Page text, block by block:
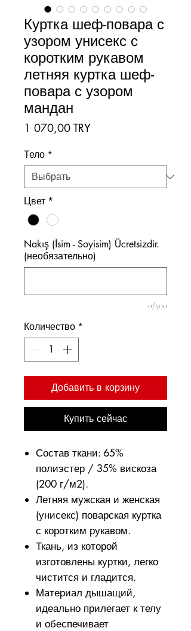
Куртка шеф-повара с
узором унисекс с
коротким рукавом
летняя куртка шеф-
повара с узором
мандан
1 070,00 TRYЦена
Тело *
Цвет *
Nakış (İsim - Soyisim) Ücretsizdir.
(необязательно)
0/500
Количество *
Добавить в корзину
Купить сейчас
Состав ткани: 65%
полиэстер / 35% вискоза
(200 г/м2).
Летняя мужская и женская
(унисекс) поварская куртка
с коротким рукавом.
Ткань, из которой
изготовлены куртки, легко
чистится и гладится.
Материал дышащий,
идеально прилегает к телу
и обеспечивает